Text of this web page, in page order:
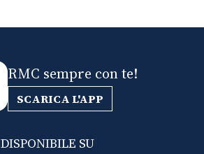
RMC sempre con te!
SCARICA L'APP
DISPONIBILE SU